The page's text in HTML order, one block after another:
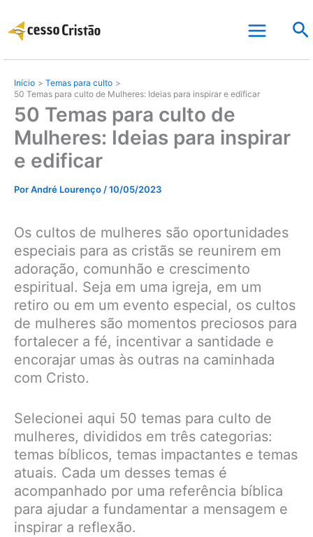
para
conteúdo
Início
Temas para culto
50 Temas para culto de Mulheres: Ideias para inspirar e edificar
50 Temas para culto de
Mulheres: Ideias para inspirar
e edificar
PorAndré Lourenço /10/05/2023
Os cultos de mulheres são oportunidades
especiais para as cristãs se reunirem em
adoração, comunhão e crescimento
espiritual. Seja em uma igreja, em um
retiro ou em um evento especial, os cultos
de mulheres são momentos preciosos para
fortalecer a fé, incentivar a santidade e
encorajar umas às outras na caminhada
com Cristo.
Selecionei aqui 50 temas para culto de
mulheres, divididos em três categorias:
temas bíblicos, temas impactantes e temas
atuais. Cada um desses temas é
acompanhado por uma referência bíblica
para ajudar a fundamentar a mensagem e
inspirar a reflexão.